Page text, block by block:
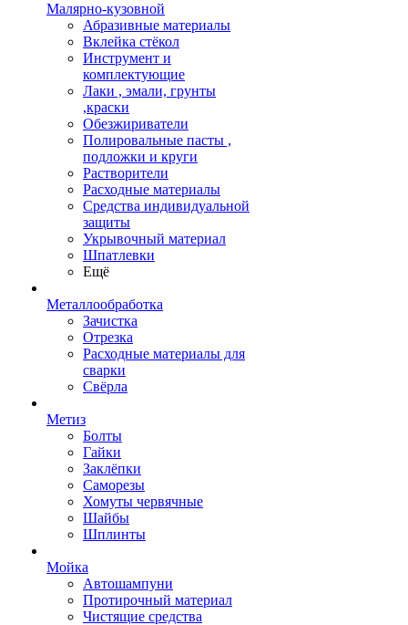
Малярно-кузовной
Абразивные материалы
Вклейка стёкол
Инструмент и
комплектующие
Лаки , эмали, грунты
,краски
Обезжириватели
Полировальные пасты ,
подложки и круги
Растворители
Расходные материалы
Средства индивидуальной
защиты
Укрывочный материал
Шпатлевки
Ещё
Металлообработка
Зачистка
Отрезка
Расходные материалы для
сварки
Свёрла
Метиз
Болты
Гайки
Заклёпки
Саморезы
Хомуты червячные
Шайбы
Шплинты
Мойка
Автошампуни
Протирочный материал
Чистящие средства